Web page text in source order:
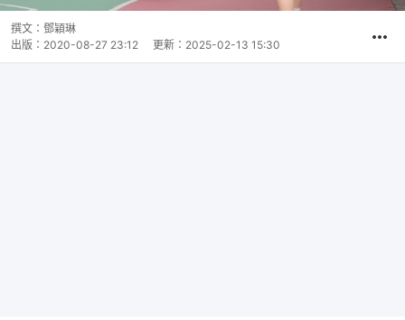
撰文： 鄧穎琳
出版： 2020-08-27 23:12 更新： 2025-02-13 15:30